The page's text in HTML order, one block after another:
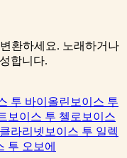
환하세요. 노래하거나
합니다.
투 바이올린 보이스 투
보이스 투 첼로 보이스
라리넷 보이스 투 일렉
투 오보에